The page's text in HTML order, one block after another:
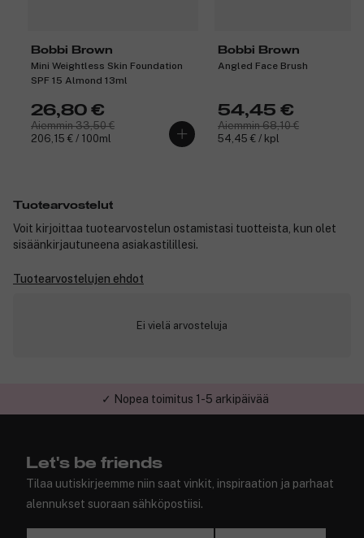
Bobbi Brown
Mini Weightless Skin Foundation
SPF 15 Almond 13ml
26,80 €
Aiemmin 33,50 €
206,15 € / 100ml
Bobbi Brown
Angled Face Brush
54,45 €
Aiemmin 68,10 €
54,45 € / kpl
Tuotearvostelut
Voit kirjoittaa tuotearvostelun ostamistasi tuotteista, kun olet
sisäänkirjautuneena asiakastilillesi.
Tuotearvostelujen ehdot
Ei vielä arvosteluja
✓ Turvallinen verkkokauppa
Let's be friends
Tilaa uutiskirjeemme niin saat vinkit, inspiraation ja parhaat
alennukset suoraan sähköpostiisi.